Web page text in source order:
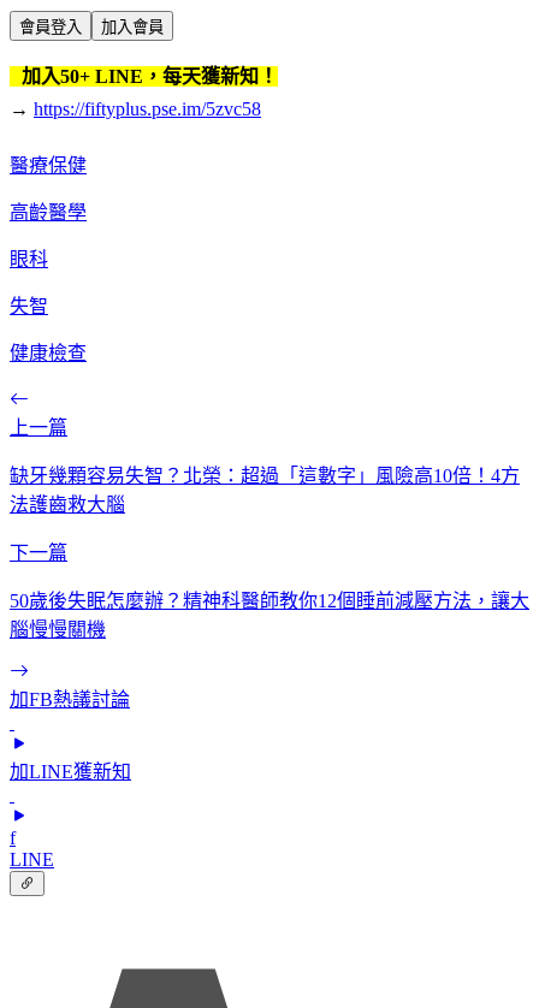
會員登入 加入會員
加入50+ LINE，每天獲新知！
→ https://fiftyplus.pse.im/5zvc58
醫療保健
高齡醫學
眼科
失智
健康檢查
上一篇
缺牙幾顆容易失智？北榮：超過「這數字」風險高10倍！4方
法護齒救大腦
下一篇
50歲後失眠怎麼辦？精神科醫師教你12個睡前減壓方法，讓大
腦慢慢關機
加FB熱議討論
加LINE獲新知
f
LINE